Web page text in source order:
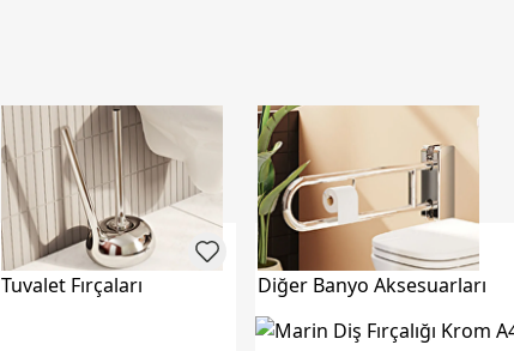
Tuvalet Fırçaları Diğer Banyo Aksesuarları